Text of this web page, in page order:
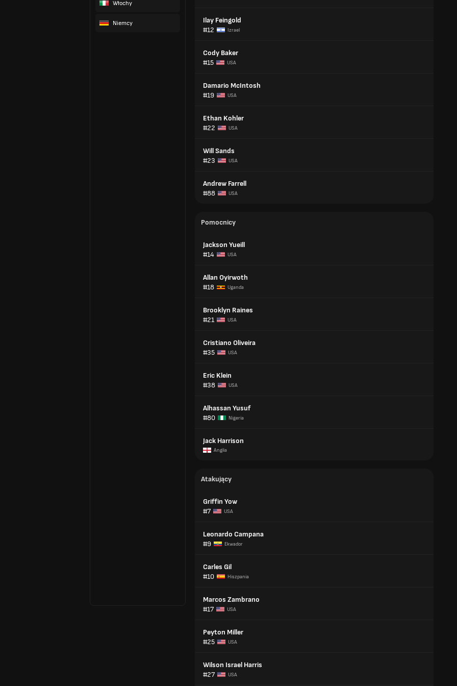
Włochy
Niemcy
Ilay Feingold
#12
Izrael
Cody Baker
#15
USA
Damario McIntosh
#19
USA
Ethan Kohler
#22
USA
Will Sands
#23
USA
Andrew Farrell
#88
USA
Pomocnicy
Jackson Yueill
#14
USA
Allan Oyirwoth
#18
Uganda
Brooklyn Raines
#21
USA
Cristiano Oliveira
#35
USA
Eric Klein
#38
USA
Alhassan Yusuf
#80
Nigeria
Jack Harrison
Anglia
Atakujący
Griffin Yow
#7
USA
Leonardo Campana
#9
Ekwador
Carles Gil
#10
Hiszpania
Marcos Zambrano
#17
USA
Peyton Miller
#25
USA
Wilson Israel Harris
#27
USA